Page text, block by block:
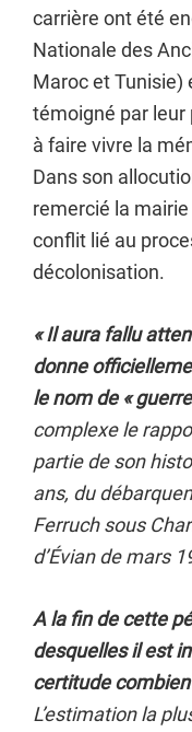
carrière ont été
Nationale des
Maroc et Tunisie)
témoigné par
à faire vivre la
Dans son
remercié la
conflit lié au
décolonisation.
« Il aura fallu
donne
le nom de «
complexe le
partie de son
ans, du
Ferruch sous
d’Évian de mars
A la fin de cette
desquelles il est
certitude
L’estimation la